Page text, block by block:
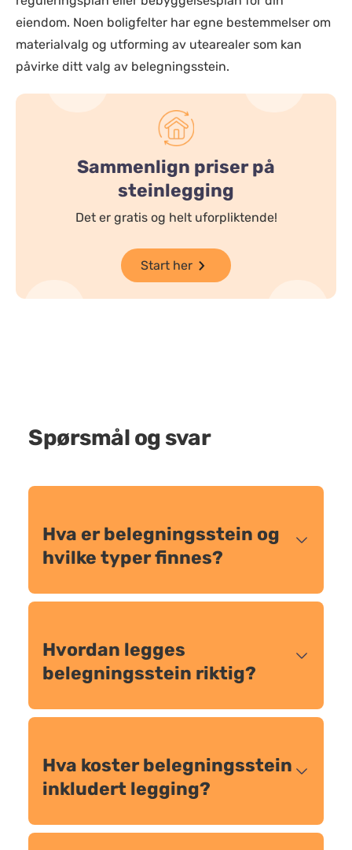
eiendom. Noen boligfelter har egne bestemmelser om
materialvalg og utforming av utearealer som kan
påvirke ditt valg av belegningsstein.
Sammenlign priser på
steinlegging
Det er gratis og helt uforpliktende!
Start her
Spørsmål og svar
Hva er belegningsstein og
hvilke typer finnes?
Hvordan legges
belegningsstein riktig?
Hva koster belegningsstein
inkludert legging?